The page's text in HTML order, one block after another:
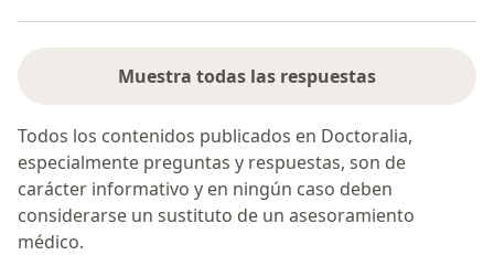
Muestra todas las respuestas
Todos los contenidos publicados en Doctoralia,
especialmente preguntas y respuestas, son de
carácter informativo y en ningún caso deben
considerarse un sustituto de un asesoramiento
médico.